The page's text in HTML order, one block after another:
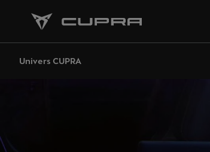
Univers CUPRA